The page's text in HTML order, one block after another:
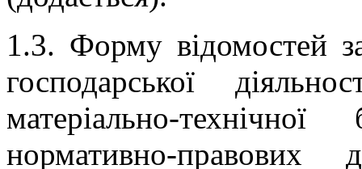
1.3. Форму відомостей
господарської
матеріально-
нормативно-